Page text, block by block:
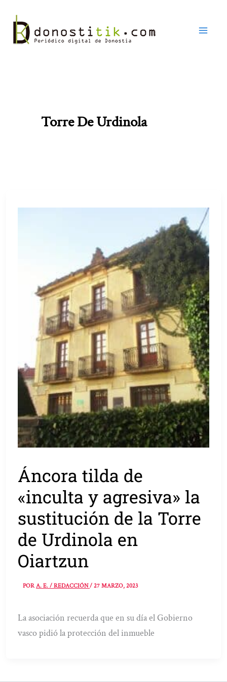
contenido
Torre De Urdinola
Áncora tilda de
«inculta y agresiva» la
sustitución de la Torre
de Urdinola en
Oiartzun
PORA. E. / REDACCIÓN/27 MARZO, 2023
La asociación recuerda que en su día el Gobierno
vasco pidió la protección del inmueble